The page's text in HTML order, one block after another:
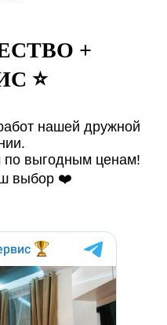
+
⭐️
нашей дружной
выгодным ценам!
выбор ❤️